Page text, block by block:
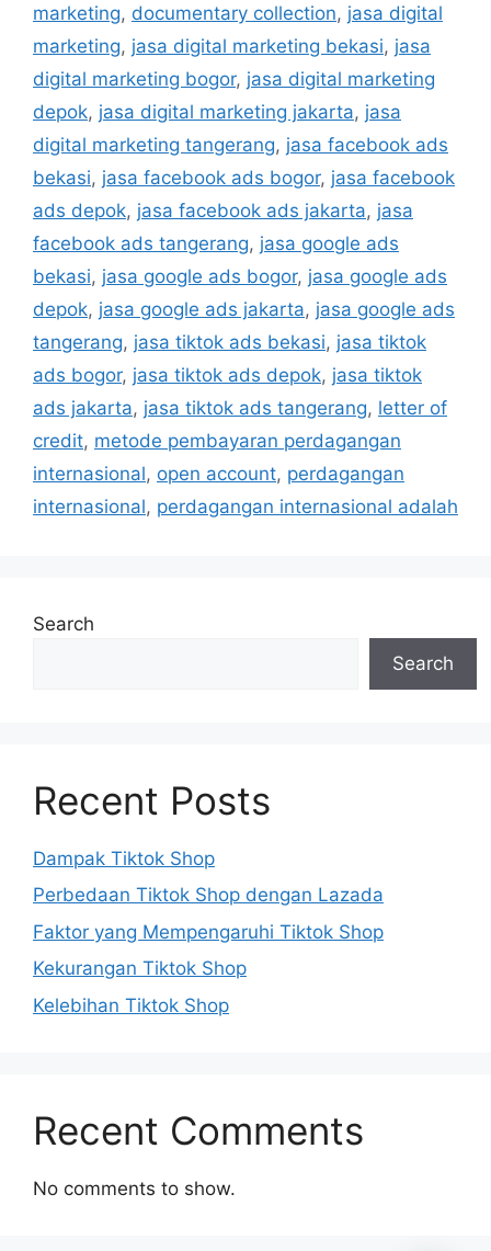
marketing, documentary collection, jasa digital
marketing, jasa digital marketing bekasi, jasa
digital marketing bogor, jasa digital marketing
depok, jasa digital marketing jakarta, jasa
digital marketing tangerang, jasa facebook ads
bekasi, jasa facebook ads bogor, jasa facebook
ads depok, jasa facebook ads jakarta, jasa
facebook ads tangerang, jasa google ads
bekasi, jasa google ads bogor, jasa google ads
depok, jasa google ads jakarta, jasa google ads
tangerang, jasa tiktok ads bekasi, jasa tiktok
ads bogor, jasa tiktok ads depok, jasa tiktok
ads jakarta, jasa tiktok ads tangerang, letter of
credit, metode pembayaran perdagangan
internasional, open account, perdagangan
internasional, perdagangan internasional adalah
Search
Search
Recent Posts
Dampak Tiktok Shop
Perbedaan Tiktok Shop dengan Lazada
Faktor yang Mempengaruhi Tiktok Shop
Kekurangan Tiktok Shop
Kelebihan Tiktok Shop
Recent Comments
No comments to show.